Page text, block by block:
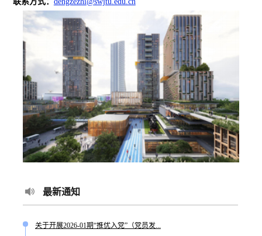
最新通知
关于开展2026-01期“推优入党”（党员发...